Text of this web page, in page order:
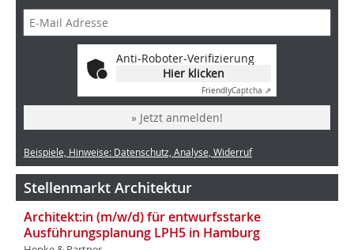
Anti-Roboter-Verifizierung
Hier klicken
FriendlyCaptcha ⇗
» Jetzt anmelden!
Beispiele, Hinweise: Datenschutz, Analyse, Widerruf
Stellenmarkt Architektur
Architekt:in (m/w/d) für entwurfsstarke
Ausführungsplanung LPH5 in Hamburg